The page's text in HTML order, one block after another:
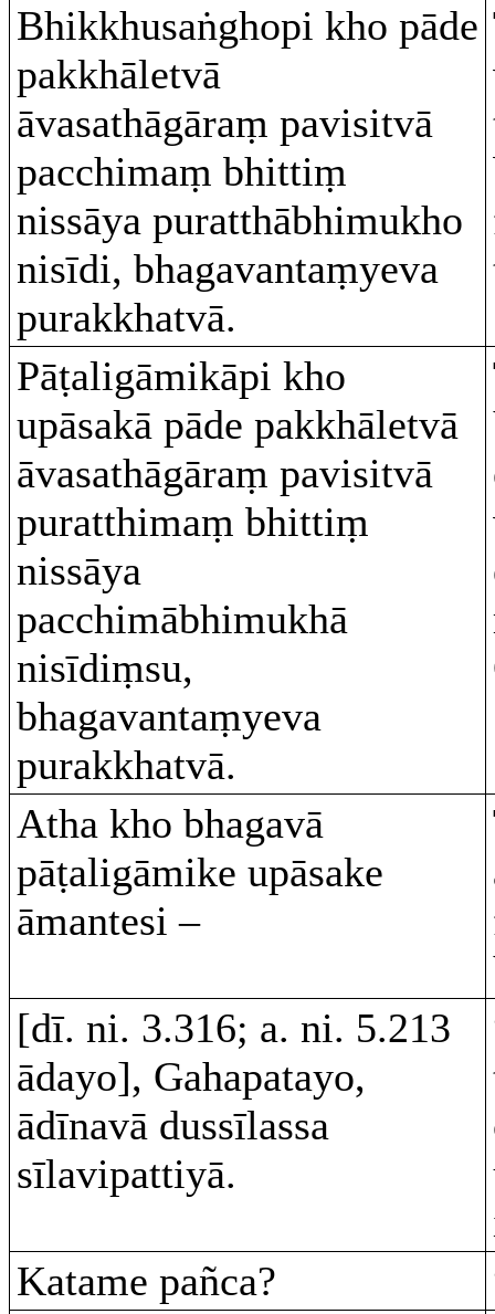
Bhikkhusaṅghopi kho pāde
pakkhāletvā
āvasathāgāraṃ pavisitvā
pacchimaṃ bhittiṃ
nissāya puratthābhimukho
nisīdi, bhagavantaṃyeva
purakkhatvā.
Pāṭaligāmikāpi kho
upāsakā pāde pakkhāletvā
āvasathāgāraṃ pavisitvā
puratthimaṃ bhittiṃ
nissāya
pacchimābhimukhā
nisīdiṃsu,
bhagavantaṃyeva
purakkhatvā.
Atha kho bhagavā
pāṭaligāmike upāsake
āmantesi –
[dī. ni. 3.316; a. ni. 5.213
ādayo], Gahapatayo,
ādīnavā dussīlassa
sīlavipattiyā.
Katame pañca?